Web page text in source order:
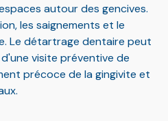
autour des gencives.
les saignements et le
Le détartrage dentaire peut
visite préventive de
précoce de la gingivite et